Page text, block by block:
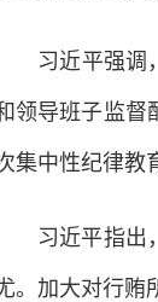
习近平强调，
领导班子监督
集中性纪律教
习近平指出，
。加大对行贿